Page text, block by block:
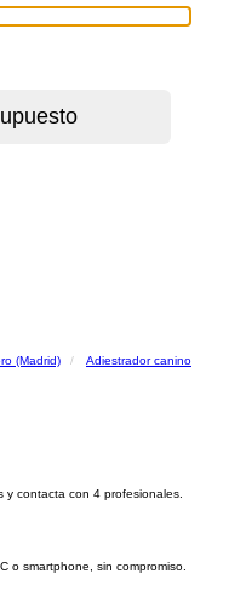
(Madrid)
Adiestrador canino
y contacta con 4 profesionales.
o smartphone, sin compromiso.